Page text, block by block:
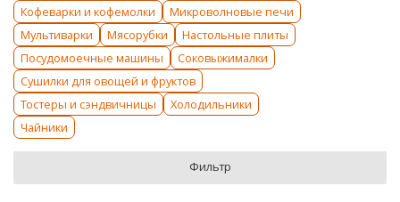
Кофеварки и кофемолки
Микроволновые печи
Мультиварки
Мясорубки
Настольные плиты
Посудомоечные машины
Соковыжималки
Сушилки для овощей и фруктов
Тостеры и сэндвичницы
Холодильники
Чайники
Фильтр